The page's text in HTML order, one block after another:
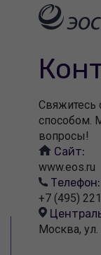
способом.
вопросы!
Сайт:
www.eos.ru
Телефон:
+7 (495)
Москва,